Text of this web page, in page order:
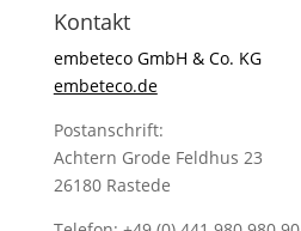
Kontakt
embeteco GmbH & Co. KG
embeteco.de
Postanschrift:
Achtern Grode Feldhus 23
26180 Rastede